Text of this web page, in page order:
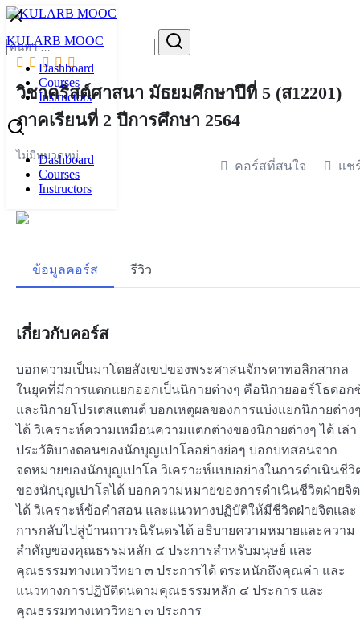
Skip
content
KULARB MOOC
Dashboard
Courses
Instructors
Dashboard
Courses
Instructors
Search
for:
วิชาคริสต์ศาสนา มัธยมศึกษาปีที่ 5 (ส12201)
ภาคเรียนที่ 2 ปีการศึกษา 2564
ไม่มีหมวดหมู่
คอร์สที่สนใจ แช
ข้อมูลคอร์ส รีวิว
เกี่ยวกับคอร์ส
บอกความเป็นมาโดยสังเขปของพระศาสนจักรคาทอลิกสากล
ในยุคที่มีการแตกแยกออกเป็นนิกายต่างๆ คือนิกายออร์โธดอก
และนิกายโปรเตสแตนต์ บอกเหตุผลของการแบ่งแยกนิกายต่าง
ได้ วิเคราะห์ความเหมือนความแตกต่างของนิกายต่างๆ ได้ เล่า
ประวัติบางตอนของนักบุญเปาโลอย่างย่อๆ บอกบทสอนจาก
จดหมายของนักบุญเปาโล วิเคราะห์แบบอย่างในการดำเนินชีวิ
ของนักบุญเปาโลได้ บอกความหมายของการดำเนินชีวิตฝ่ายจิต
ได้ วิเคราะห์ข้อคำสอน และแนวทางปฏิบัติให้มีชีวิตฝ่ายจิตและ
การกลับไปสู่บ้านถาวรนิรันดรได้ อธิบายความหมายและความ
สำคัญของคุณธรรมหลัก ๔ ประการสำหรับมนุษย์ และ
คุณธรรมทางเทววิทยา ๓ ประการได้ ตระหนักถึงคุณค่า และ
แนวทางการปฏิบัติตนตามคุณธรรมหลัก ๔ ประการ และ
คุณธรรมทางเทววิทยา ๓ ประการ